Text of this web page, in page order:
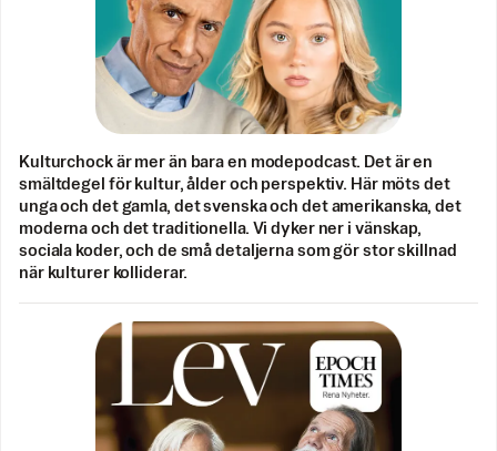
Kulturchock är mer än bara en modepodcast. Det är en
smältdegel för kultur, ålder och perspektiv. Här möts det
unga och det gamla, det svenska och det amerikanska, det
moderna och det traditionella. Vi dyker ner i vänskap,
sociala koder, och de små detaljerna som gör stor skillnad
när kulturer kolliderar.